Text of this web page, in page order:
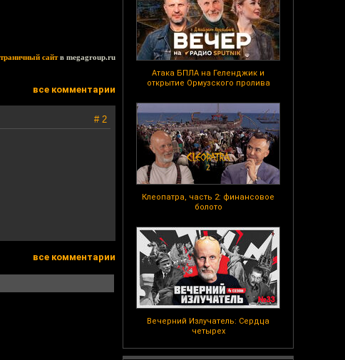
Атака БПЛА на Геленджик и
открытие Ормузского пролива
Клеопатра, часть 2: финансовое
болото
Вечерний Излучатель: Сердца
четырех
сайтв megagroup.ru
все комментарии
# 2
все комментарии